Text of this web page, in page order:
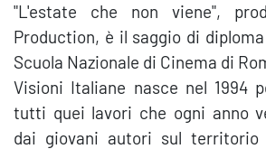
"L'estate che non viene",
Production, è il saggio di
Scuola Nazionale di Cinema di
Visioni Italiane nasce nel 1994
tutti quei lavori che ogni anno
dai giovani autori sul territorio